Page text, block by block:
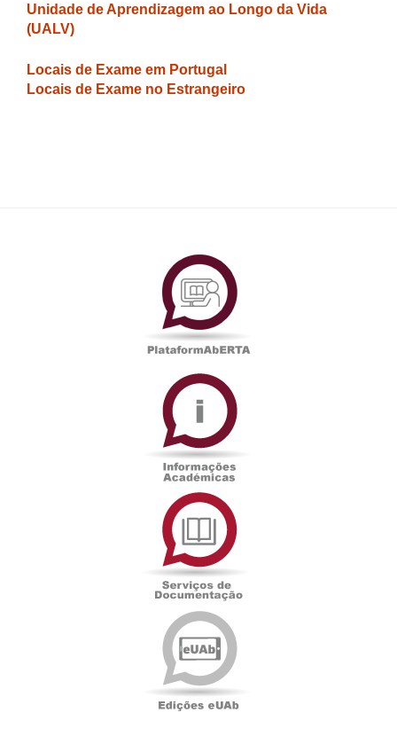
Unidade de Aprendizagem ao Longo da Vida
(UALV)
Locais de Exame em Portugal
Locais de Exame no Estrangeiro